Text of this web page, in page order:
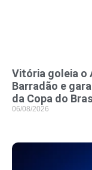
Vitória goleia o
Barradão e
da Copa do
06/08/2026